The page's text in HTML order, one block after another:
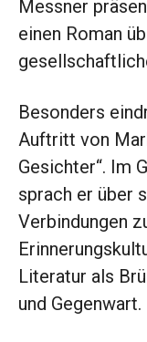
Messner
einen Roman
Besonders
Auftritt von
Gesichter“. Im
sprach er über
Verbindungen
Literatur als
und Gegenwart.